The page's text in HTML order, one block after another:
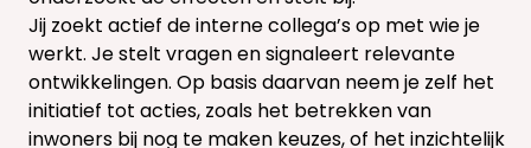
Jij zoekt actief de interne collega’s op met wie je
werkt. Je stelt vragen en signaleert relevante
ontwikkelingen. Op basis daarvan neem je zelf het
initiatief tot acties, zoals het betrekken van
inwoners bij nog te maken keuzes, of het inzichtelijk